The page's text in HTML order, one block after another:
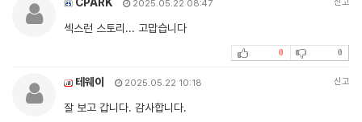
2025.05.22 08:47
섹스런 스토리... 고맙습니다
0 0
테웨이 2025.05.22 10:18 신고
잘 보고 갑니다. 감사합니다.